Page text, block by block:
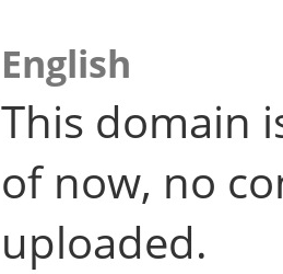
English
This domain
of now, no
uploaded.